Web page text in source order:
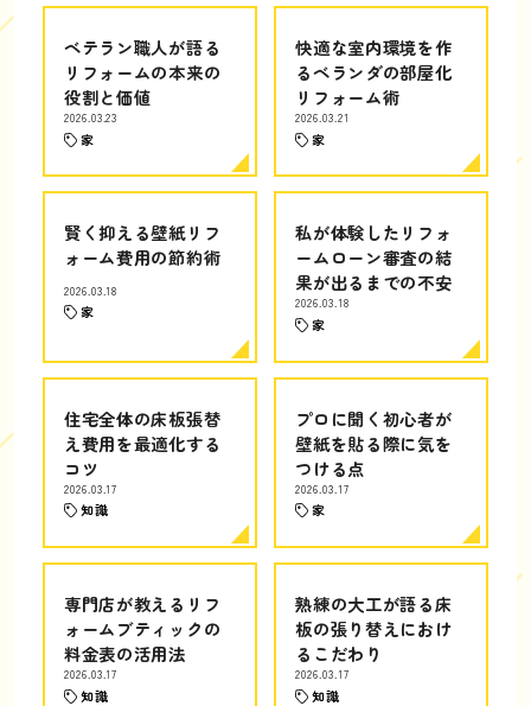
ベテラン職人が語る
リフォームの本来の
役割と価値
2026.03.23
家
快適な室内環境を作
るベランダの部屋化
リフォーム術
2026.03.21
家
賢く抑える壁紙リフ
ォーム費用の節約術
2026.03.18
家
私が体験したリフォ
ームローン審査の結
果が出るまでの不安
2026.03.18
家
住宅全体の床板張替
え費用を最適化する
コツ
2026.03.17
知識
プロに聞く初心者が
壁紙を貼る際に気を
つける点
2026.03.17
家
専門店が教えるリフ
ォームブティックの
料金表の活用法
2026.03.17
知識
熟練の大工が語る床
板の張り替えにおけ
るこだわり
2026.03.17
知識